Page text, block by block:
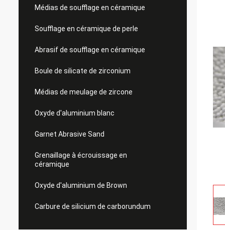
Médias de soufflage en céramique
Soufflage en céramique de perle
Abrasif de soufflage en céramique
Boule de silicate de zirconium
Médias de meulage de zircone
Oxyde d'aluminium blanc
Garnet Abrasive Sand
Grenaillage à écrouissage en
céramique
Oxyde d'aluminium de Brown
Carbure de silicium de carborundum